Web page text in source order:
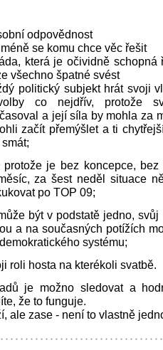
odpovědnost
se komu chce věc řešit
která je očividně schopná
všechno špatné svést
politický subjekt hrát svoji
co nejdřív, protože
a její síla by mohla za
začít přemýšlet a ti
je bez koncepce, bez
za šest neděl situace
po TOP 09;
být v podstatě jedno,
a na současných potížích
systému;
roli hosta na kterékoli svatbě.
je možno sledovat a
že to funguje.
ale zase - není to vlastně